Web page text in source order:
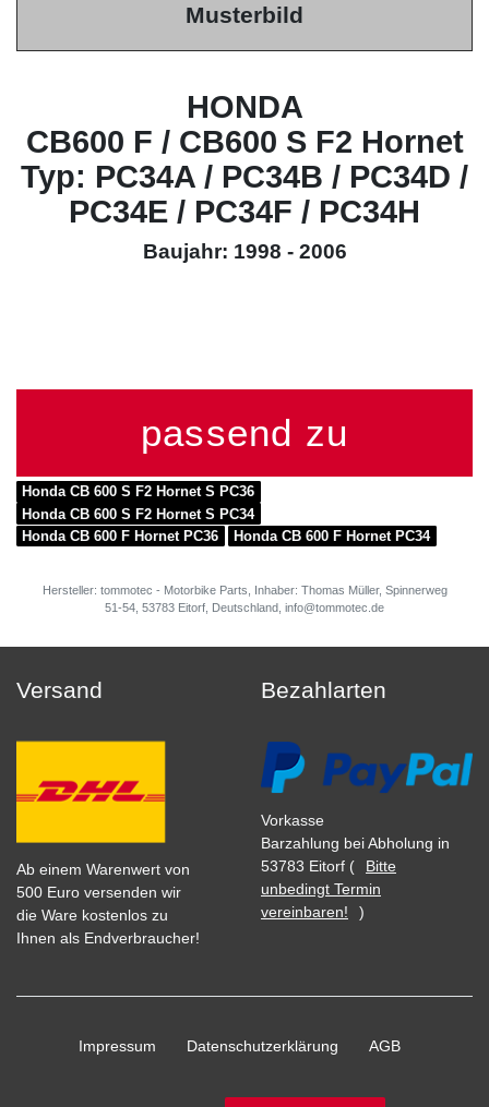
Musterbild
HONDA
CB600 F / CB600 S F2 Hornet
Typ: PC34A / PC34B / PC34D /
PC34E / PC34F / PC34H
Baujahr: 1998 - 2006
passend zu
Honda CB 600 S F2 Hornet S PC36
Honda CB 600 S F2 Hornet S PC34
Honda CB 600 F Hornet PC36
Honda CB 600 F Hornet PC34
Hersteller: tommotec - Motorbike Parts, Inhaber: Thomas Müller, Spinnerweg
51-54, 53783 Eitorf, Deutschland, info@tommotec.de
Versand
Ab einem Warenwert von
500 Euro versenden wir
die Ware kostenlos zu
Ihnen als Endverbraucher!
Bezahlarten
Vorkasse
Barzahlung bei Abholung in
53783 Eitorf (
Bitte
unbedingt Termin
vereinbaren!
)
Impressum Daten­schutz­erklärung AGB